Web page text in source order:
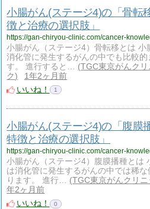
小腸がん(ステージ4)の「骨転
徴と治療の選択肢」
小腸がん（ステージ4）骨転移とは 小
消化管に発生するがんの中でも比較的
す。 進行すると…
TGC東京がんクリ
ク
1年2ヶ月前
いいね！
1
小腸がん(ステージ4)の「腹膜
特徴と治療の選択肢」
小腸がん（ステージ4）腹膜播種とは
は消化管に発生するがんの中では稀な
ります。 進行…
TGC東京がんクリニ
年2ヶ月前
いいね！
0